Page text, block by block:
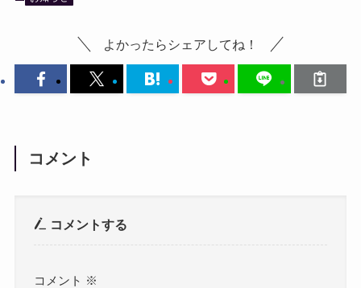
よかったらシェアしてね！
コメント
コメントする
コメント ※